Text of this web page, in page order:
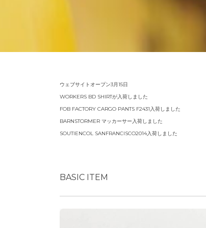
ウェブサイトオープン3月15日
WORKERS BD SHIRTが入荷しました
FOB FACTORY CARGO PANTS F2431入荷しました
BARNSTORMER マッカーサー入荷しました
SOUTIENCOL SANFRANCISCO2014入荷しました
BASIC ITEM